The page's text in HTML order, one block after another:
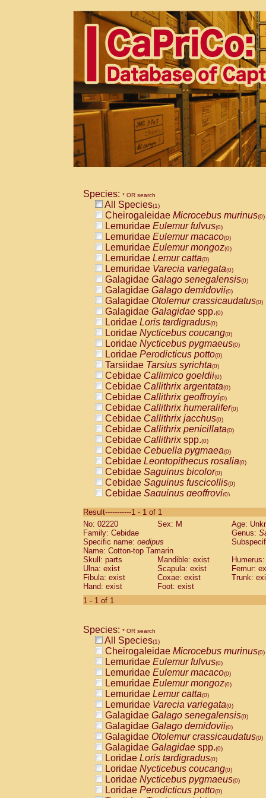
Species: * OR search
All Species(1)
Cheirogaleidae Microcebus murinus(0)
Lemuridae Eulemur fulvus(0)
Lemuridae Eulemur macaco(0)
Lemuridae Eulemur mongoz(0)
Lemuridae Lemur catta(0)
Lemuridae Varecia variegata(0)
Galagidae Galago senegalensis(0)
Galagidae Galago demidovii(0)
Galagidae Otolemur crassicaudatus(0)
Galagidae Galagidae spp.(0)
Loridae Loris tardigradus(0)
Loridae Nycticebus coucang(0)
Loridae Nycticebus pygmaeus(0)
Loridae Perodicticus potto(0)
Tarsiidae Tarsius syrichta(0)
Cebidae Callimico goeldii(0)
Cebidae Callithrix argentata(0)
Cebidae Callithrix geoffroyi(0)
Cebidae Callithrix humeralifer(0)
Cebidae Callithrix jacchus(0)
Cebidae Callithrix penicillata(0)
Cebidae Callithrixspp.(0)
Cebidae Cebuella pygmaea(0)
Cebidae Leontopithecus rosalia(0)
Cebidae Saguinus bicolor(0)
Cebidae Saguinus fuscicollis(0)
Cebidae Saguinus geoffroyi(0)
CebidaeSaguinus labiatus(0)
Cebidae Saguinus leucopus (0)
Cebidae
CebidaeSaguinus mystax
Cebidae Saguinus nigricollis (0)
Cebidae Saguinus oedipus
Cebidae Saguinus weddelli
Cebidae Saguinusspp.
Cebidae
CebidaeCebus capucinus
CebidaeCebus nigrivittatus
CebidaeCebus spp.(0)
CebidaeSaimiri boliviensis(0)
CebidaeSaimiri sciureus(0)
AtelidaeAlouatta caraya(0)
AtelidaeAlouatta fusca(0)
AtelidaeAlouatta seniculus(0)
AtelidaeAlouattaspp.(0)
AtelidaeAteles belzebuth(0)
AtelidaeAteles geoffroyi(0)
AtelidaeAteles paniscus(0)
AtelidaeAtelesspp.(0)
AtelidaeLagothrix lagothricha(0)
AtelidaeLagothrix lagothricha cana
PitheciidaeCacajao calvus
Result-----------1 - 1 of 1
No: 02220
Sex: M
Age:
Family: Cebidae
Genus:
Specific name: oedipus
Name: Cotton-top Tamarin
Skull: parts
Mandible: exist
Ulna: exist
Scapula: exist
Femur:
Fibula: exist
Coxae: exist
Trunk:
Hand: exist
Foot: exist
1 - 1 of 1
Species: * OR search
All Species(1)
Cheirogaleidae Microcebus murinus(0)
Lemuridae Eulemur fulvus(0)
Lemuridae Eulemur macaco(0)
Lemuridae Eulemur mongoz(0)
Lemuridae Lemur catta(0)
Lemuridae Varecia variegata(0)
Galagidae Galago senegalensis(0)
Galagidae Galago demidovii(0)
Galagidae Otolemur crassicaudatus(0)
Galagidae Galagidae spp.(0)
Loridae Loris tardigradus(0)
Loridae Nycticebus coucang(0)
Loridae Nycticebus pygmaeus(0)
Loridae Perodicticus potto(0)